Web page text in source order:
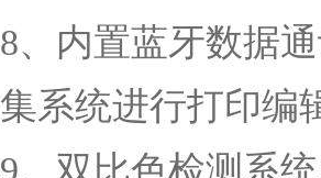
8、内置蓝牙数据
集系统进行打印编
9、双比色检测系